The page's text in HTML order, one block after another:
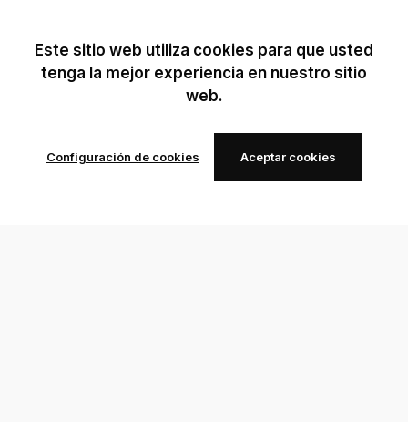
Este sitio web utiliza cookies para que usted
tenga la mejor experiencia en nuestro sitio
web.
Configuración de cookies Aceptar cookies